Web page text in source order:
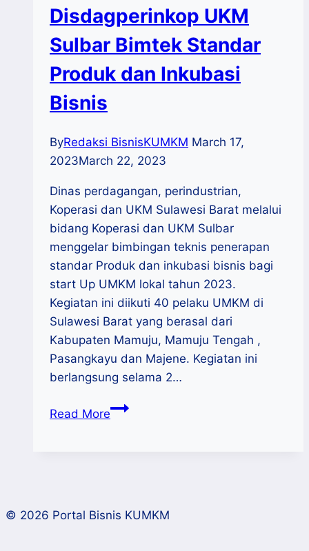
Disdagperinkop UKM
Sulbar Bimtek Standar
Produk dan Inkubasi
Bisnis
ByRedaksi BisnisKUMKM March 17,
2023March 22, 2023
Dinas perdagangan, perindustrian,
Koperasi dan UKM Sulawesi Barat melalui
bidang Koperasi dan UKM Sulbar
menggelar bimbingan teknis penerapan
standar Produk dan inkubasi bisnis bagi
start Up UMKM lokal tahun 2023.
Kegiatan ini diikuti 40 pelaku UMKM di
Sulawesi Barat yang berasal dari
Kabupaten Mamuju, Mamuju Tengah ,
Pasangkayu dan Majene. Kegiatan ini
berlangsung selama 2…
Read MorePacu
Sulbar
© 2026 Portal Bisnis KUMKM